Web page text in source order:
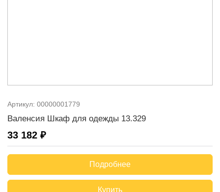
Артикул: 00000001779
Валенсия Шкаф для одежды 13.329
33 182 ₽
Подробнее
Купить